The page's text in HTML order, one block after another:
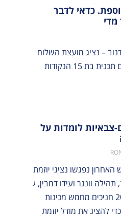
כדאי לדבר
מדי
– נציג מועצת השלום
לעזה – בפני מועצת הביטחון של האו"ם תכנית בת 15 הנקודות
צבאיות לומדות על
נפגשו נציגי יוזמת
וונגר ועידו דמבין, עם
למעלה מ- 200 חניכים מחמש מכינות
להציג את מודל יוזמת